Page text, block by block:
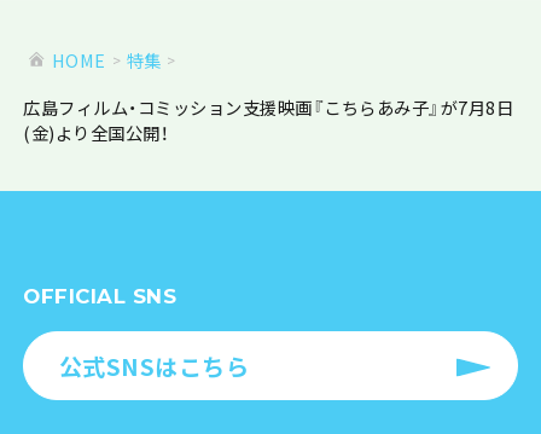
HOME
特集
広島フィルム・コミッション支援映画『こちらあみ子』が7月8日
(金)より全国公開！
OFFICIAL SNS
公式SNSはこちら